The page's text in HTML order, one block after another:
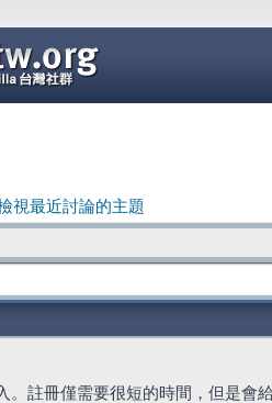
視最近討論的主題
。註冊僅需要很短的時間，但是會